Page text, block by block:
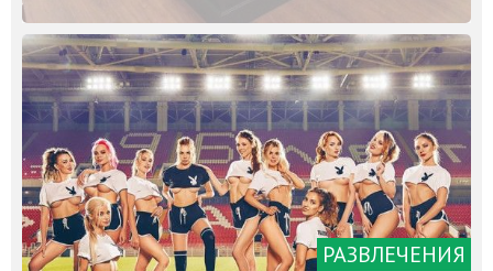
РАЗВЛЕЧЕНИЯ